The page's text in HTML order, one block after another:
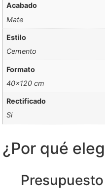
Acabado
Mate
Estilo
Cemento
Formato
40×120 cm
Rectificado
Si
¿Por qué